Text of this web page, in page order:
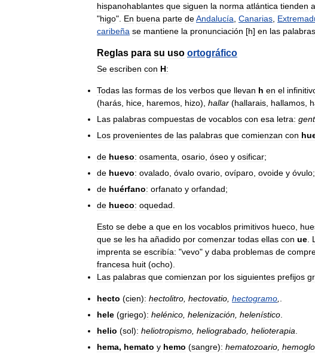
hispanohablantes que siguen la norma atlántica tienden a
"higo". En buena parte deAndalucía Canarias
caribeña se mantiene la pronunciación [h] en las palabras
Reglas para su uso ortográfico
Se escriben con H:
Todas las formas de los verbos que llevan h en el
(harás hice haremos hizo), hallar (hallarais hallamos
Las palabras compuestas de vocablos con esa letra:
Los provenientes de las palabras que comienzan con
de hueso: osamenta osario óseo y osificar;
de huevo: ovalado óvalo ovario ovíparo ovoide y óvulo;
de huérfano: orfanato y orfandad;
de hueco: oquedad
Esto se debe a que en los vocablos primitivos hueco
que se les ha añadido por comenzar todas ellas con ue
imprenta se escribía: "vevo" y daba problemas de
francesa huit (ocho).
Las palabras que comienzan por los siguientes prefijos
hecto (cien): hectolitro hectovatio hectogramo
hele (griego): helénico helenización helenístico
helio (sol): heliotropismo heliograbado helioterapia
hema, hemato y hemo (sangre): hematozoario